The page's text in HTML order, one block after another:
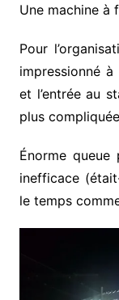
Une machine à
Pour
impressionné à
et l’entrée au
plus
Énorme
inefficace
le temps